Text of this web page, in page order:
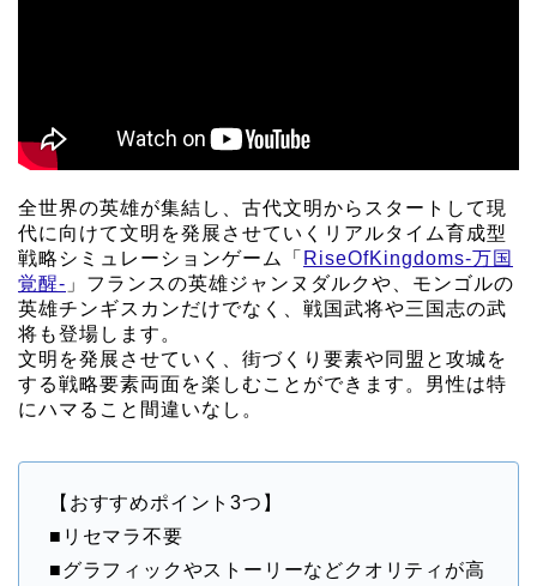
全世界の英雄が集結し、古代文明からスタートして現
代に向けて文明を発展させていくリアルタイム育成型
戦略シミュレーションゲーム「 RiseOfKingdoms-万国
覚醒- 」フランスの英雄ジャンヌダルクや、モンゴルの
英雄チンギスカンだけでなく、戦国武将や三国志の武
将も登場します。
文明を発展させていく、街づくり要素や同盟と攻城を
する戦略要素両面を楽しむことができます。男性は特
にハマること間違いなし。
【おすすめポイント3つ】
■リセマラ不要
■グラフィックやストーリーなどクオリティが高